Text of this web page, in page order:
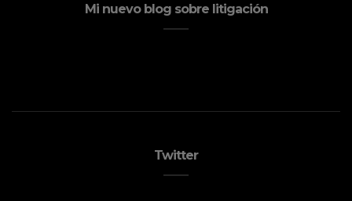
Mi nuevo blog sobre litigación
Twitter